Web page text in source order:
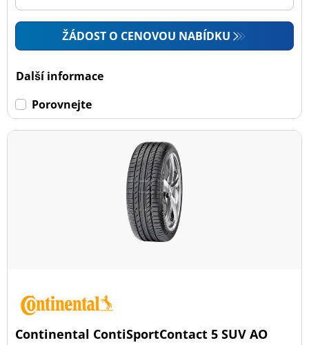
ŽÁDOST O CENOVOU NABÍDKU
Další informace
Porovnejte
Continental ContiSportContact 5 SUV AO